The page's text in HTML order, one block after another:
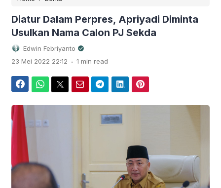
Diatur Dalam Perpres, Apriyadi Diminta
Usulkan Nama Calon PJ Sekda
Edwin Febriyanto
23 Mei 2022 22:12 . 1 min read